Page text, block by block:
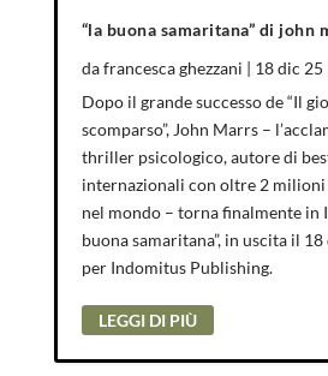
“la buona samaritana” di john
dafrancesca ghezzani | 18 dic 25
Dopo il grande successo de “Il
scomparso”, John Marrs –
thriller psicologico, autore di
internazionali con oltre 2
nel mondo – torna finalmente in
buona samaritana”, in uscita il
per Indomitus Publishing.
LEGGI DI PIÙ